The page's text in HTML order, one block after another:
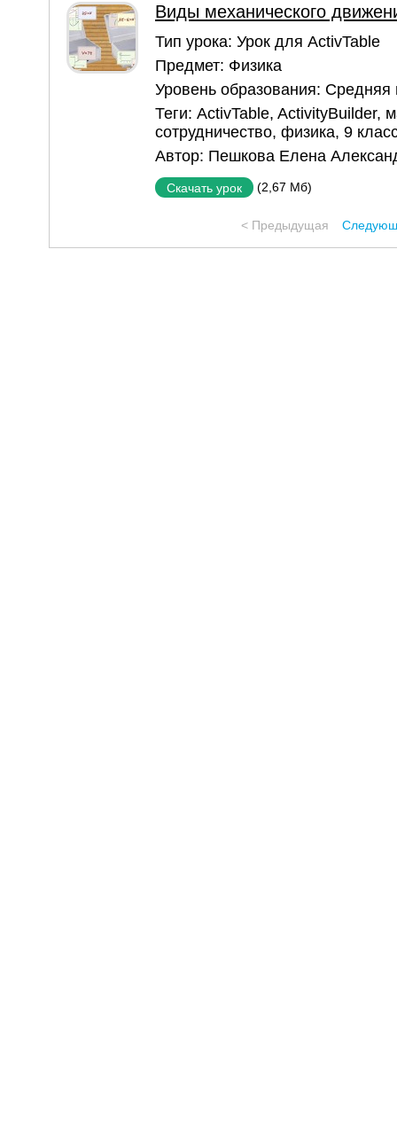
Виды механического
Тип урока: Урок для ActivTable
Предмет: Физика
Уровень образования: Средняя
Теги: ActivTable, ActivityBuilder,
сотрудничество, физика, 9
Автор: Пешкова Елена
Скачать урок (2,67 Мб)
< Предыдущая